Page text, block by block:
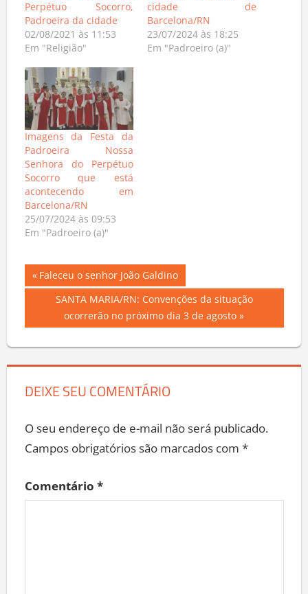
Perpétuo Socorro,
Padroeira da cidade
02/08/2021 às 11:53
Em "Religião"
cidade de
Barcelona/RN
23/07/2024 às 18:25
Em "Padroeiro (a)"
Imagens da Festa da
Padroeira Nossa
Senhora do Perpétuo
Socorro que está
acontecendo em
Barcelona/RN
25/07/2024 às 09:53
Em "Padroeiro (a)"
Navegação
Post
Previous
Post:
Faleceu o senhor João Galdino
Next
Post:
SANTA MARIA/RN: Convenções da situação
ocorrerão no próximo dia 3 de agosto
DEIXE SEU COMENTÁRIO
O seu endereço de e-mail não será publicado.
Campos obrigatórios são marcados com *
Comentário *